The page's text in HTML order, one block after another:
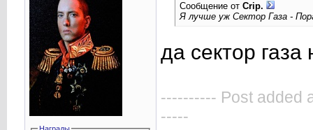
Сообщение от Crip.
Я лучше уж Сектор Газа -
да сектор газа
---------- Post added
-----